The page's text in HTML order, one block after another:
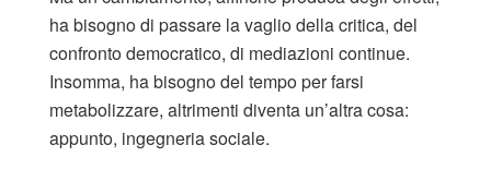
ha bisogno di passare la vaglio della critica, del
confronto democratico, di mediazioni continue.
Insomma, ha bisogno del tempo per farsi
metabolizzare, altrimenti diventa un’altra cosa:
appunto, ingegneria sociale.